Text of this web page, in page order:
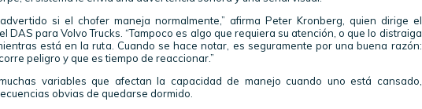
si el chofer maneja normalmente,” afirma Peter Kronberg, quien dirige el
DAS para Volvo Trucks. “Tampoco es algo que requiera su atención, o que lo distraiga
está en la ruta. Cuando se hace notar, es seguramente por una buena razón:
peligro y que es tiempo de reaccionar.”
variables que afectan la capacidad de manejo cuando uno está cansado,
obvias de quedarse dormido.